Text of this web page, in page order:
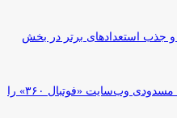
و جذب استعدادهای برتر در بخش
پزشکیان دستور پیگیری ماجرای مسدودی وب‌سایت «فوتبال ۳۶۰» را